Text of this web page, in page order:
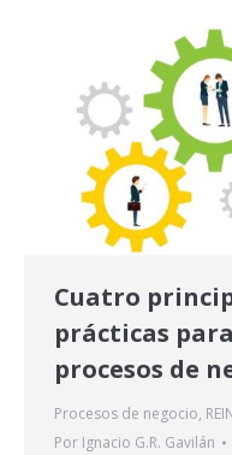
Cuatro
prácticas
procesos de
Procesos de negocio,
Por Ignacio G.R. Gavilán